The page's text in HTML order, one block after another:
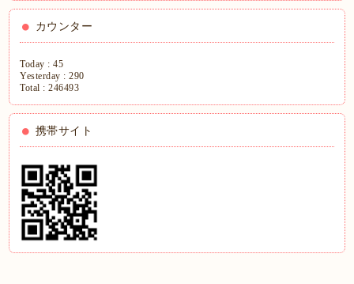
カウンター
Today :45
Yesterday :290
Total :246493
携帯サイト